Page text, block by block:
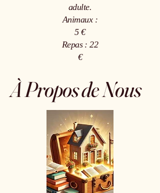
adulte.
Animaux :
5 €
Repas : 22
€
À Propos de Nous